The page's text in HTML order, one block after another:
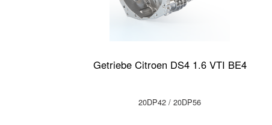
Getriebe Citroen DS4 1.6 VTI BE4
20DP42 / 20DP56